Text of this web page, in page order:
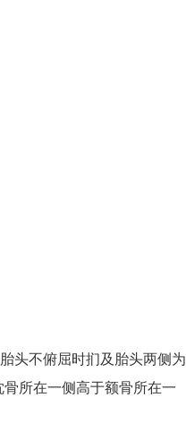
头不俯屈时扪及胎头两侧为
所在一侧高于额骨所在一